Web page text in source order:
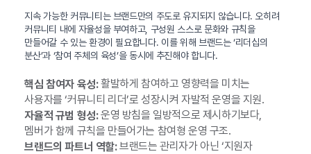
지속 가능한 커뮤니티는 브랜드만의 주도로 유지되지 않습니다. 오히려
커뮤니티 내에 자율성을 부여하고, 구성원 스스로 문화와 규칙을
만들어갈 수 있는 환경이 필요합니다. 이를 위해 브랜드는 ‘리더십의
분산’과 ‘참여 주체의 육성’을 동시에 추진해야 합니다.
핵심 참여자 육성:활발하게 참여하고 영향력을 미치는
사용자를 ‘커뮤니티 리더’로 성장시켜 자발적 운영을 지원.
자율적 규범 형성:운영 방침을 일방적으로 제시하기보다,
멤버가 함께 규칙을 만들어가는 참여형 운영 구조.
브랜드의 파트너 역할:브랜드는 관리자가 아닌 ‘지원자